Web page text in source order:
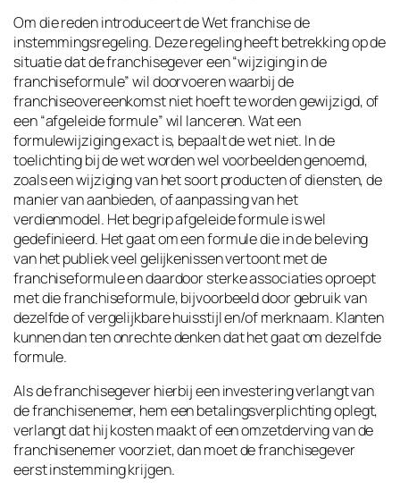
Om die reden introduceert de Wet franchise de
instemmingsregeling. Deze regeling heeft betrekking op de
situatie dat de franchisegever een “wijziging in de
franchiseformule” wil doorvoeren waarbij de
franchiseovereenkomst niet hoeft te worden gewijzigd, of
een “afgeleide formule” wil lanceren. Wat een
formulewijziging exact is, bepaalt de wet niet. In de
toelichting bij de wet worden wel voorbeelden genoemd,
zoals een wijziging van het soort producten of diensten, de
manier van aanbieden, of aanpassing van het
verdienmodel. Het begrip afgeleide formule is wel
gedefinieerd. Het gaat om een formule die in de beleving
van het publiek veel gelijkenissen vertoont met de
franchiseformule en daardoor sterke associaties oproept
met die franchiseformule, bijvoorbeeld door gebruik van
dezelfde of vergelijkbare huisstijl en/of merknaam. Klanten
kunnen dan ten onrechte denken dat het gaat om dezelfde
formule.
Als de franchisegever hierbij een investering verlangt van
de franchisenemer, hem een betalingsverplichting oplegt,
verlangt dat hij kosten maakt of een omzetderving van de
franchisenemer voorziet, dan moet de franchisegever
eerst instemming krijgen.